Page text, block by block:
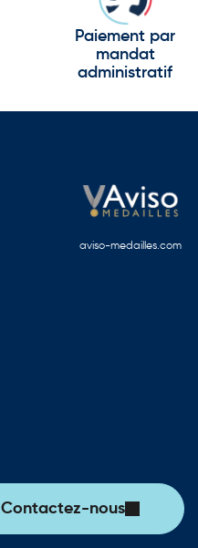
Paiement par
mandat
administratif
aviso-medailles.com
Contactez-nous